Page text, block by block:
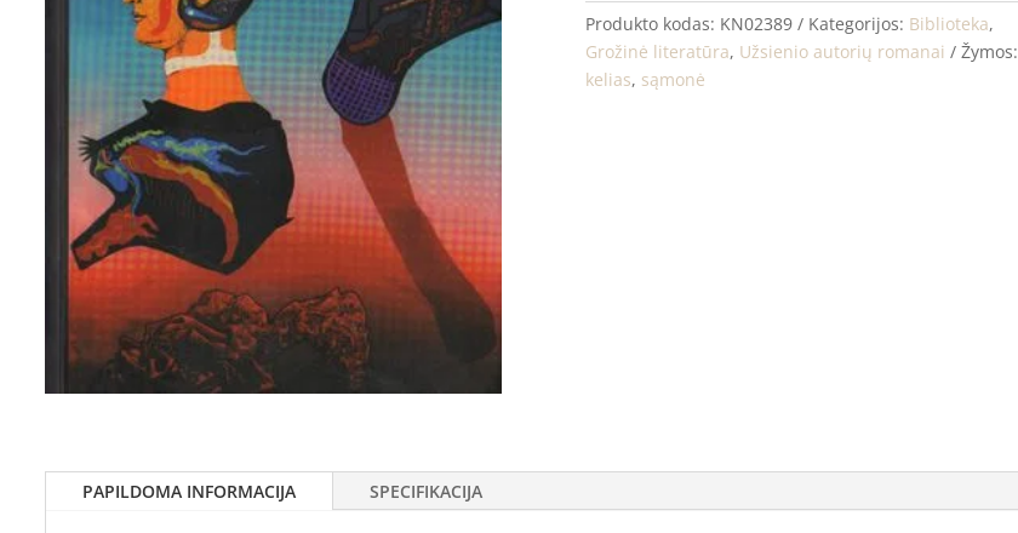
Produkto kodas: KN02389 Kategorijos: Biblioteka,
Grožinė literatūra, Užsienio autorių romanai
Žymos:
kelias, sąmonė
PAPILDOMA INFORMACIJA SPECIFIKACIJA